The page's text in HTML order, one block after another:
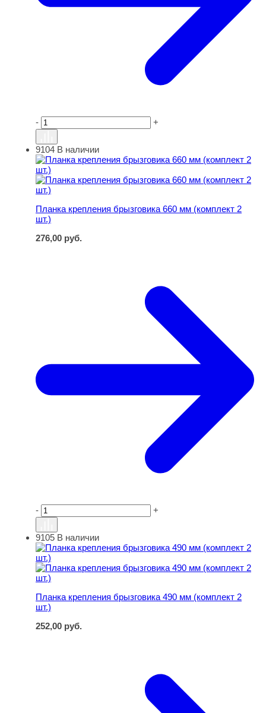
- +
Планка крепления брызговика 660 мм (комплект 2 шт.)
9104 В наличии
Планка крепления брызговика 660 мм (комплект 2
шт.)
276,00 руб.
- +
Планка крепления брызговика 490 мм (комплект 2 шт.)
9105 В наличии
Планка крепления брызговика 490 мм (комплект 2
шт.)
252,00 руб.